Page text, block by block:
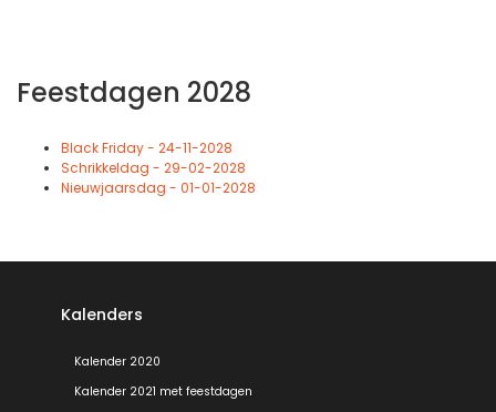
Feestdagen 2028
Black Friday - 24-11-2028
Schrikkeldag - 29-02-2028
Nieuwjaarsdag - 01-01-2028
Kalenders
Kalender 2020
Kalender 2021 met feestdagen